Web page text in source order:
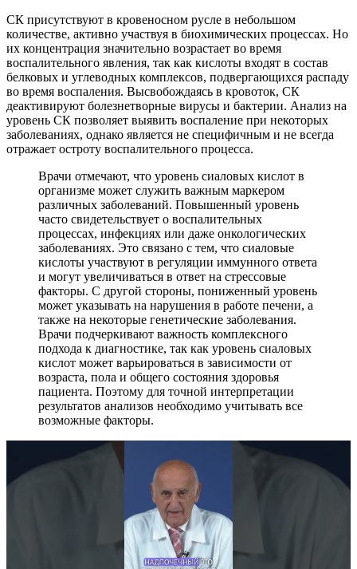
СК присутствуют в кровеносном русле в небольшом
количестве, активно участвуя в биохимических процессах. Но
их концентрация значительно возрастает во время
воспалительного явления, так как кислоты входят в состав
белковых и углеводных комплексов, подвергающихся распаду
во время воспаления. Высвобождаясь в кровоток, СК
деактивируют болезнетворные вирусы и бактерии. Анализ на
уровень СК позволяет выявить воспаление при некоторых
заболеваниях, однако является не специфичным и не всегда
отражает остроту воспалительного процесса.
Врачи отмечают, что уровень сиаловых кислот в
организме может служить важным маркером
различных заболеваний. Повышенный уровень
часто свидетельствует о воспалительных
процессах, инфекциях или даже онкологических
заболеваниях. Это связано с тем, что сиаловые
кислоты участвуют в регуляции иммунного ответа
и могут увеличиваться в ответ на стрессовые
факторы. С другой стороны, пониженный уровень
может указывать на нарушения в работе печени, а
также на некоторые генетические заболевания.
Врачи подчеркивают важность комплексного
подхода к диагностике, так как уровень сиаловых
кислот может варьироваться в зависимости от
возраста, пола и общего состояния здоровья
пациента. Поэтому для точной интерпретации
результатов анализов необходимо учитывать все
возможные факторы.